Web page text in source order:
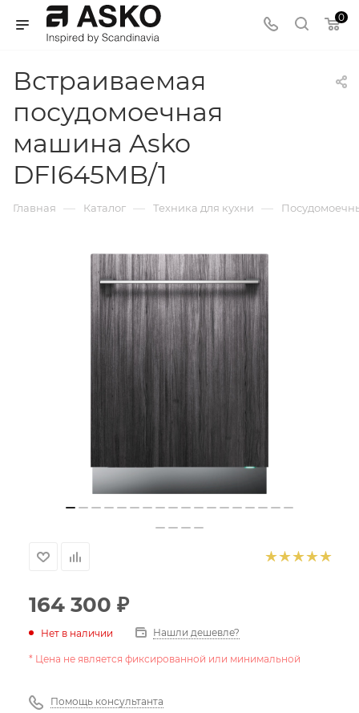
0
Встраиваемая
посудомоечная
машина Asko
DFI645MB/1
Главная — Каталог — Техника для кухни —
164 300 ₽
Нет в наличии Нашли дешевле?
* Цена не является фиксированной или минимальной
Помощь консультанта